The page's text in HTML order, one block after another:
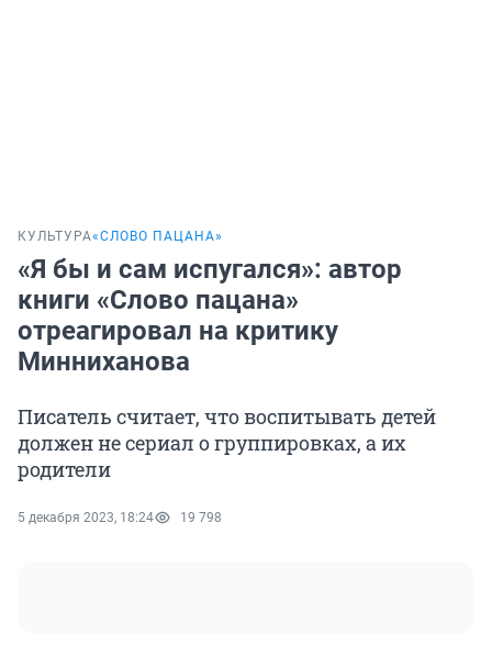
КУЛЬТУРА«СЛОВО ПАЦАНА»
«Я бы и сам испугался»: автор
книги «Слово пацана»
отреагировал на критику
Минниханова
Писатель считает, что воспитывать детей
должен не сериал о группировках, а их
родители
5 декабря 2023, 18:24 19 798